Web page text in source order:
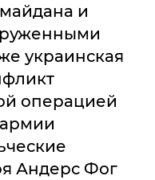
и
украинская
операцией
Андерс Фог